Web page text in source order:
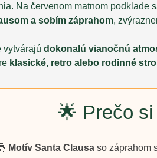
Na červenom matnom podklade
a sobím záprahom,
vytvárajú dokonalú vianočnú
klasické, retro alebo rodinné
🌟 Prečo
Motív Santa Clausa so záprahom